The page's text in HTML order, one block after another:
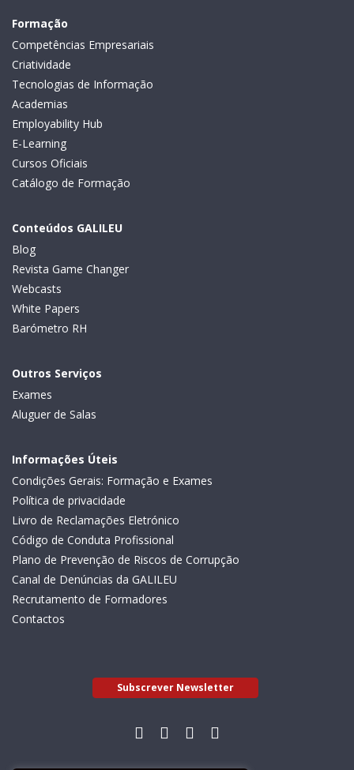
Formação
Competências Empresariais
Criatividade
Tecnologias de Informação
Academias
Employability Hub
E-Learning
Cursos Oficiais
Catálogo de Formação
Conteúdos GALILEU
Blog
Revista Game Changer
Webcasts
White Papers
Barómetro RH
Outros Serviços
Exames
Aluguer de Salas
Informações Úteis
Condições Gerais: Formação e Exames
Política de privacidade
Livro de Reclamações Eletrónico
Código de Conduta Profissional
Plano de Prevenção de Riscos de Corrupção
Canal de Denúncias da GALILEU
Recrutamento de Formadores
Contactos
Subscrever Newsletter